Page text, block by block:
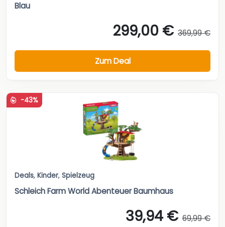
Blau
299,00 € 369,99 €
Zum Deal
-43%
Deals, Kinder, Spielzeug
Schleich Farm World Abenteuer Baumhaus
39,94 € 69,99 €